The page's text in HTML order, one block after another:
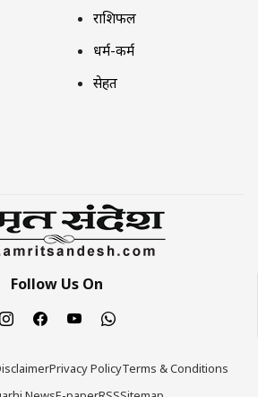
राशिफल
धर्म-कर्म
सेहत
Follow Us On
Privacy PolicyTerms & Conditions